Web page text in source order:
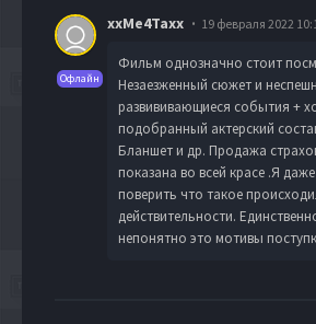
Офлайн
xxMe4Taxx 19 февраля 2022
Фильм однозначно стоит
Незаезженный сюжет и
развививающиеся события +
подобранный актерский
Бланшет и др. Продажа
показана во всей красе .Я
поверить что такое
действительности.
непонятно это мотивы